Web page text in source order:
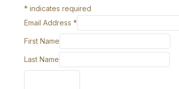
* indicates required
Email Address *
First Name
Last Name